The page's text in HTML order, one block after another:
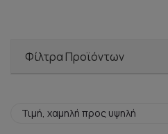
Φίλτρα Προϊόντων
Τιμή, χαμηλή προς υψηλή